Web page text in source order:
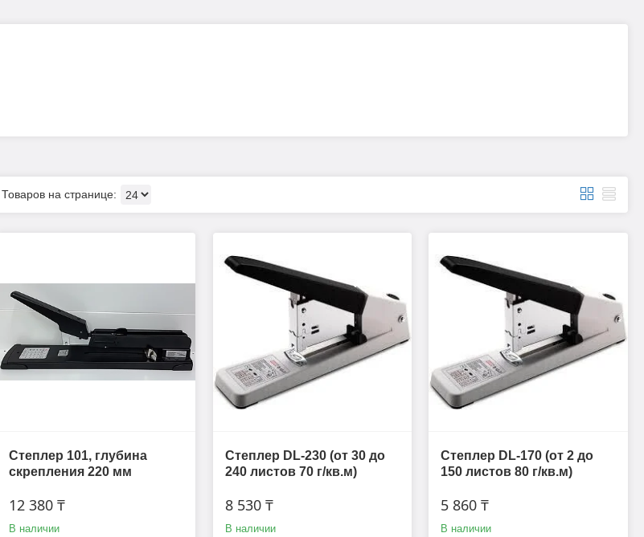
Степлер 101, глубина
скрепления 220 мм
12 380 ₸
В наличии
Степлер DL-230 (от 30 до
240 листов 70 г/кв.м)
8 530 ₸
В наличии
Степлер DL-170 (от 2 до
150 листов 80 г/кв.м)
5 860 ₸
В наличии